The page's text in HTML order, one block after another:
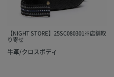
【NIGHT STORE】25SC080301※店舗取
り寄せ
牛革/クロスボディ